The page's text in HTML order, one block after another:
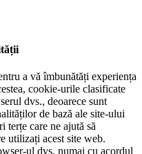
a vă îmbunătăți experiența
cookie-urile clasificate
dvs., deoarece sunt
de bază ale site-ului
terțe care ne ajută să
utilizați acest site web.
ul dvs. numai cu acordul